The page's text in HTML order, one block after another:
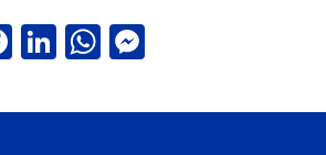
Facebook
LinkedIn
WhatsApp